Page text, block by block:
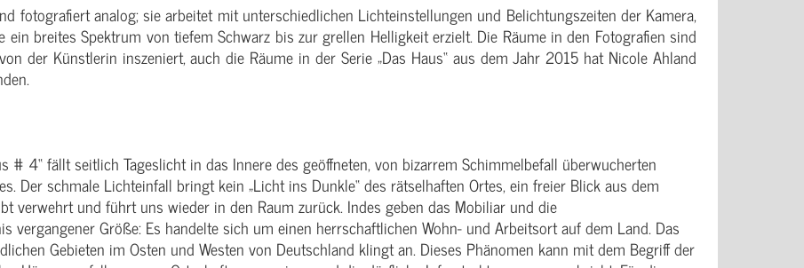
fotografiert analog; sie arbeitet mit unterschiedlichen Lichteinstellungen und Belichtungszeiten der Kamera,
ein breites Spektrum von tiefem Schwarz bis zur grellen Helligkeit erzielt. Die Räume in den Fotografien sind
der Künstlerin inszeniert, auch die Räume in der Serie „Das Haus“ aus dem Jahr 2015 hat Nicole Ahland
# 4“ fällt seitlich Tageslicht in das Innere des geöffneten, von bizarrem Schimmelbefall überwucherten
Der schmale Lichteinfall bringt kein „Licht ins Dunkle“ des rätselhaften Ortes, ein freier Blick aus dem
verwehrt und führt uns wieder in den Raum zurück. Indes geben das Mobiliar und die
vergangener Größe: Es handelte sich um einen herrschaftlichen Wohn- und Arbeitsort auf dem Land. Das
Gebieten im Osten und Westen von Deutschland klingt an. Dieses Phänomen kann mit dem Begriff der